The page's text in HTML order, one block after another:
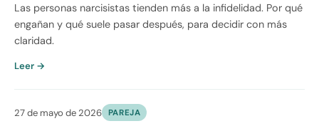
Las personas narcisistas tienden más a la infidelidad. Por qué
engañan y qué suele pasar después, para decidir con más
claridad.
Leer →
27 de mayo de 2026 PAREJA